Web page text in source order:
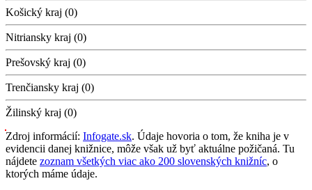
Košický kraj (0)
Nitriansky kraj (0)
Prešovský kraj (0)
Trenčiansky kraj (0)
Žilinský kraj (0)
Zdroj informácií: Infogate.sk. Údaje hovoria o tom, že kniha je v
evidencii danej knižnice, môže však už byť aktuálne požičaná. Tu
nájdete zoznam všetkých viac ako 200 slovenských knižníc, o
ktorých máme údaje.